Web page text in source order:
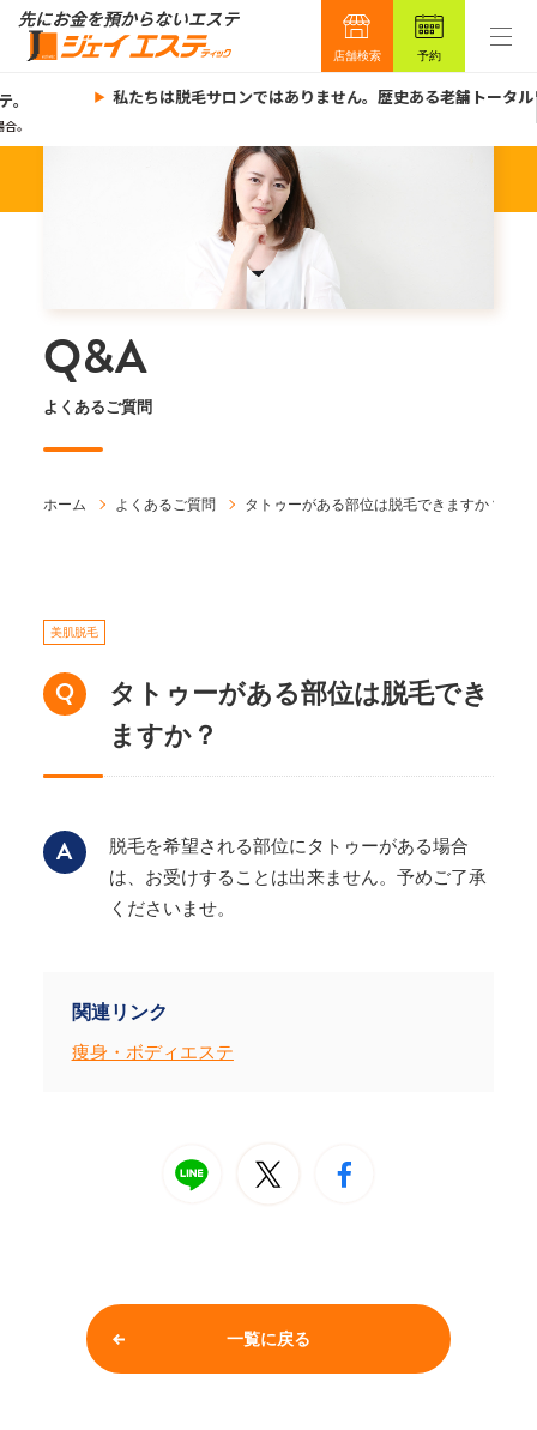
店舗検索 予約
。
私たちは脱毛サロンではありません。歴史ある老舗トータル
Q&A
よくあるご質問
ホーム よくあるご質問 タトゥーがある部位は脱毛できますか？
美肌脱毛
タトゥーがある部位は脱毛でき
ますか？
脱毛を希望される部位にタトゥーがある場合
は、お受けすることは出来ません。予めご了承
くださいませ。
関連リンク
痩身・ボディエステ
一覧に戻る